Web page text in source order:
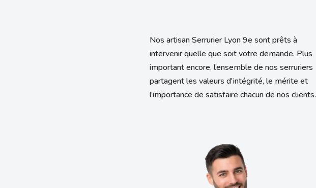
Nos artisan Serrurier Lyon 9e sont prêts à
intervenir quelle que soit votre demande. Plus
important encore, l’ensemble de nos serruriers
partagent les valeurs d'intégrité, le mérite et
l’importance de satisfaire chacun de nos clients.